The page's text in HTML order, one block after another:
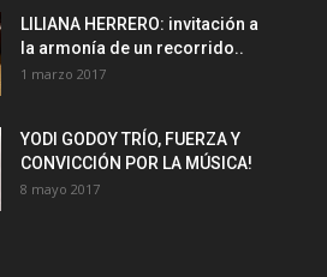
LILIANA HERRERO: invitación a
la armonía de un recorrido..
1 marzo 2017
YODI GODOY TRÍO, FUERZA Y
CONVICCIÓN POR LA MÚSICA!
8 mayo 2017